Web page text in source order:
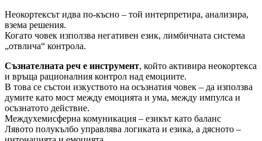
Неокортексът идва по-късно – той интерпретира, анализира,
взема решения.
Когато човек използва негативен език, лимбичната система
„отвлича“ контрола.
Съзнателната реч е инструмент, който активира неокортекса
и връща рационалния контрол над емоциите.
В това се състои изкуството на осъзнатия човек – да използва
думите като мост между емоцията и ума, между импулса и
осъзнатото действие.
Междухемисферна комуникация – езикът като баланс
Лявото полукълбо управлява логиката и езика, а дясното –